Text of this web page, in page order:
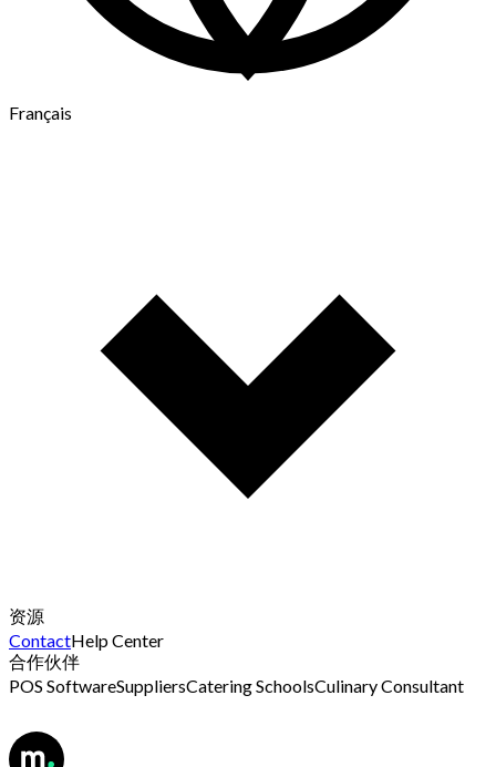
Français
资源
ContactHelp Center
合作伙伴
POS SoftwareSuppliersCatering SchoolsCulinary Consultant